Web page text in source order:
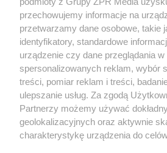
BIZNES POZA BOISKIEM
Jan Bednarek otworzył
przechowujemy informacje na
przetwarzamy dane osobowe, takie
identyfikatory, standardowe
urządzenie czy dane przeglądania
spersonalizowanych reklam, wybór
treści, pomiar reklam i treści,
ulepszanie usług. Za zgodą
Partnerzy możemy używać
geolokalizacyjnych oraz aktywnie
charakterystykę urządzenia do